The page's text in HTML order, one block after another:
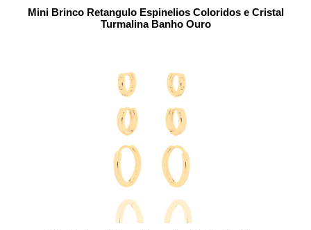
Mini Brinco Retangulo Espinelios Coloridos e Cristal
Turmalina Banho Ouro